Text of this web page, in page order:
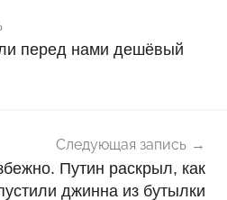
перед нами дешёвый
Следующая запись
Путин раскрыл, как
джинна из бутылки